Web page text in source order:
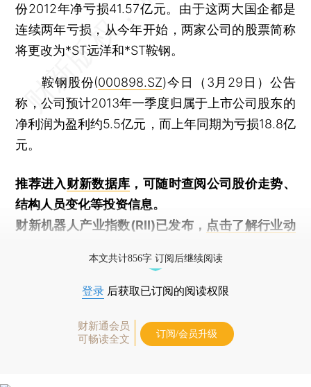
份2012年净亏损41.57亿元。由于这两大国企都是
连续两年亏损，从今年开始，两家公司的股票简称
将更改为*ST远洋和*ST鞍钢。
鞍钢股份(000898.SZ)今日（3月29日）公告
称，公司预计2013年一季度归属于上市公司股东的
净利润为盈利约5.5亿元，而上年同期为亏损18.8亿
元。
推荐进入财新数据库 ，可随时查阅公司股价走势、
结构人员变化等投资信息。
财新机器人产业指数(RII)已发布， 点击了解行业动
本文共计856字 订阅后继续阅读
登录 后获取已订阅的阅读权限
财新通会员
可畅读全文
订阅/会员升级